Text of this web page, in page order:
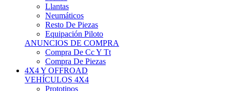
Neumáticos
Resto De Piezas
Equipación Piloto
ANUNCIOS DE COMPRA
Compra De Cc Y Tt
Compra De Piezas
4X4 Y OFFROAD
VEHÍCULOS 4X4
Prototipos
Venta De Side By Side